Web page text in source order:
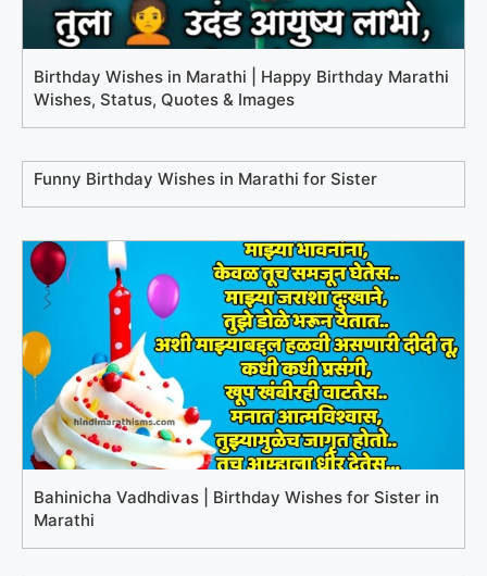
Birthday Wishes in Marathi | Happy Birthday Marathi
Wishes, Status, Quotes & Images
Funny Birthday Wishes in Marathi for Sister
Bahinicha Vadhdivas | Birthday Wishes for Sister in
Marathi